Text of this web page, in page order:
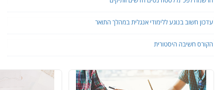
עדכון חשוב בנוגע ללימודי אנגלית במהלך התואר
הקורס חשיבה היסטורית